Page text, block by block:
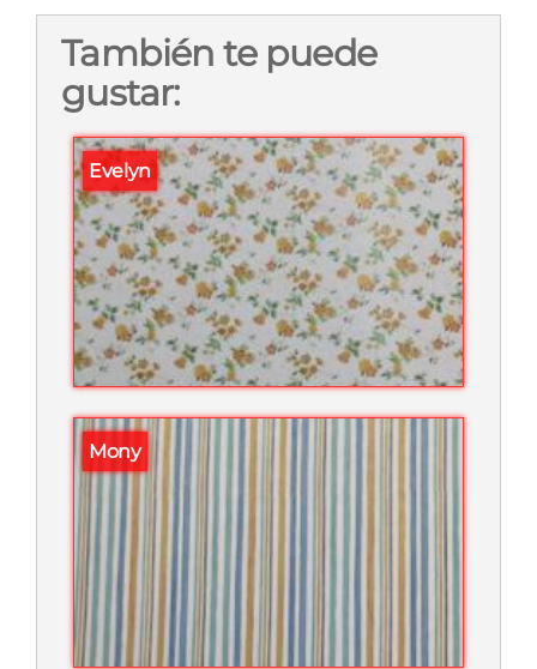
También te puede
gustar:
Evelyn
Mony